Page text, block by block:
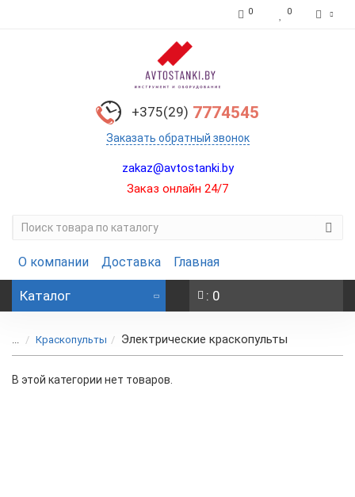
0 0
+375(29) 7774545
Заказать обратный звонок
zakaz@avtostanki.by
Заказ онлайн 24/7
О компании Доставка Главная
Каталог : 0
... Краскопульты Электрические краскопульты
В этой категории нет товаров.